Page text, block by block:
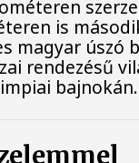
is
magyar úszó
rendezésű
bajnokán.